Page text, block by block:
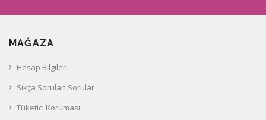
MAĞAZA
Hesap Bilgileri
Sıkça Sorulan Sorular
Tüketici Koruması